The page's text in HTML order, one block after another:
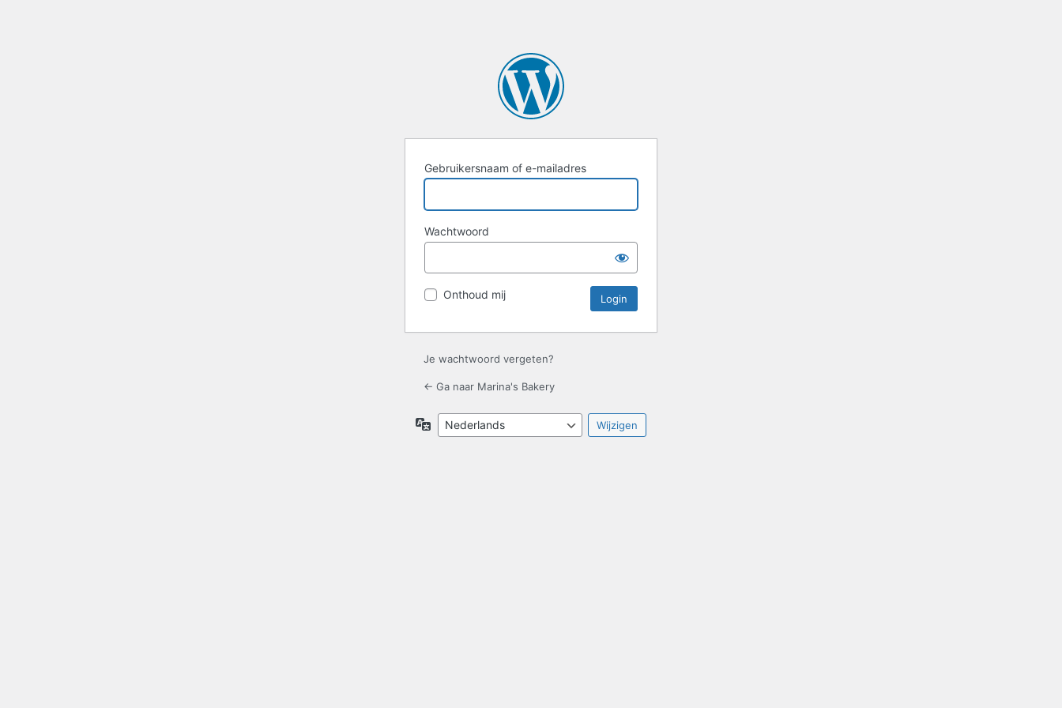
Gebruikersnaam of e-mailadres
Wachtwoord
Onthoud mij
Je wachtwoord vergeten?
← Ga naar Marina's Bakery
Taal